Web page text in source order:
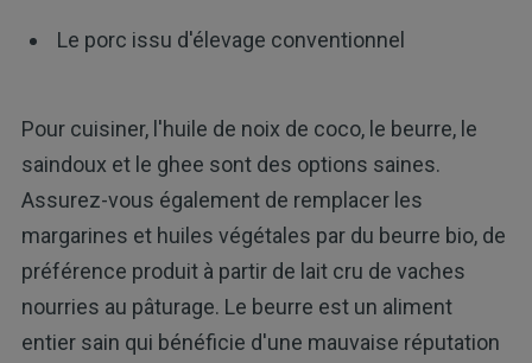
Le porc issu d'élevage conventionnel
Pour cuisiner, l'huile de noix de coco, le beurre, le
saindoux et le ghee sont des options saines.
Assurez-vous également de remplacer les
margarines et huiles végétales par du beurre bio, de
préférence produit à partir de lait cru de vaches
nourries au pâturage. Le beurre est un aliment
entier sain qui bénéficie d'une mauvaise réputation